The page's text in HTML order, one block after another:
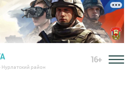
Нурлатский район
16+